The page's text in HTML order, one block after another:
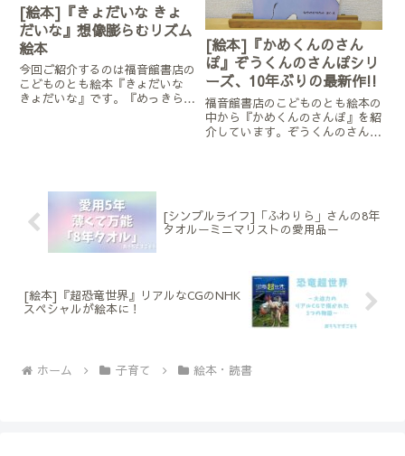
[絵本]『きょだいな きょ
だいな』想像膨らむリズム
絵本
今回ご紹介するのは福音館書店の
こどものとも絵本『きょだいな
きょだいな』です。『めっきらも
[絵本]『かめくんのさん
ぽ』ぞうくんのさんぽシリ
ーズ、10年ぶりの最新作!!
福音館書店のこどものとも絵本の
中から『かめくんのさんぽ』を紹
介しています。ぞうくんのさんぽ
[シンプルライフ]「ふわりら」さんの8年
タオルーミニマリストの愛用品ー
[絵本]『超恐竜世界』リアルなCGのNHK
スペシャルが絵本に！
ホーム 子育て 絵本・読書